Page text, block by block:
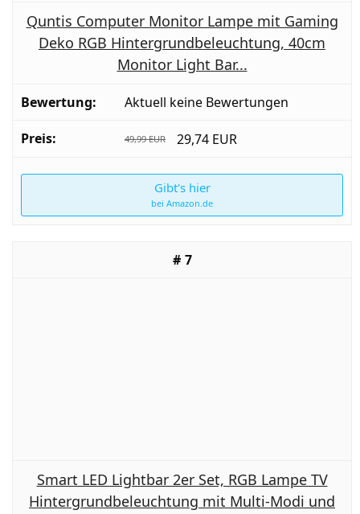
Quntis Computer Monitor Lampe mit Gaming
Deko RGB Hintergrundbeleuchtung, 40cm
Monitor Light Bar...
Aktuell keine Bewertungen
49,99 EUR 29,74 EUR
Gibt's hier
bei Amazon.de
7
Smart LED Lightbar 2er Set, RGB Lampe TV
Hintergrundbeleuchtung mit Multi-Modi und